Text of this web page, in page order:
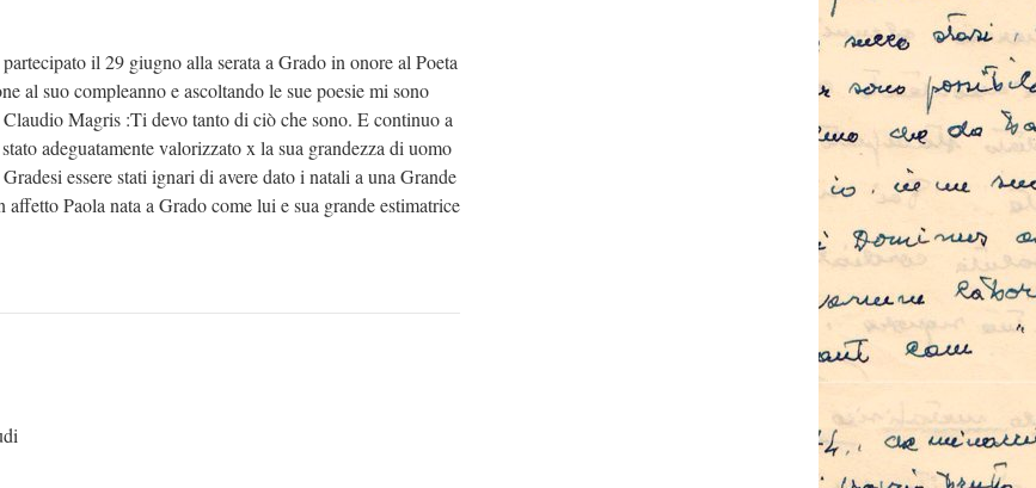
il 29 giugno alla serata a Grado in onore al Poeta
al suo compleanno e ascoltando le sue poesie mi sono
Magris :Ti devo tanto di ciò che sono. E continuo a
adeguatamente valorizzato x la sua grandezza di uomo
essere stati ignari di avere dato i natali a una Grande
Paola nata a Grado come lui e sua grande estimatrice